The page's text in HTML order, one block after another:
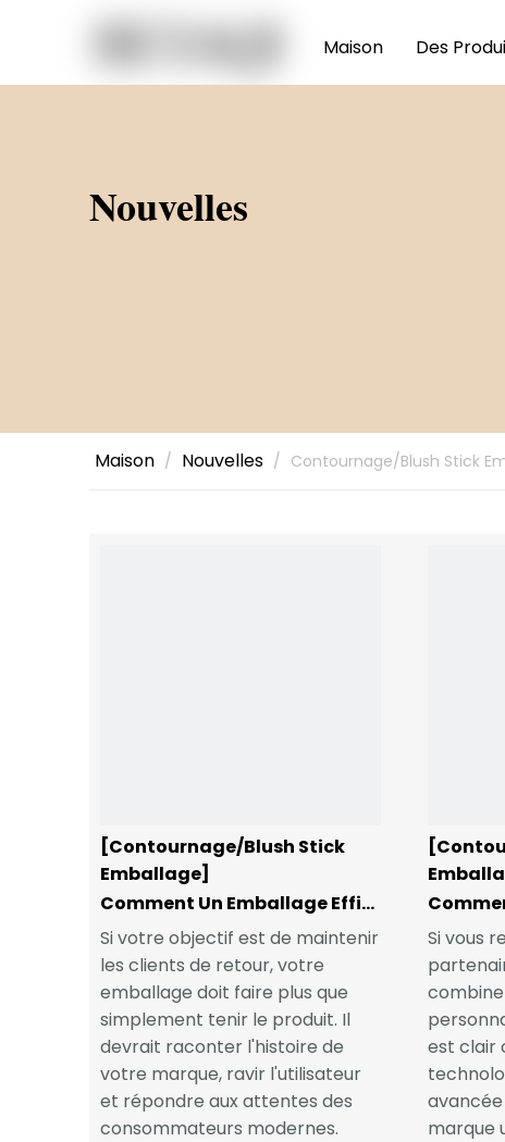
Maison Des
Nouvelles
Maison / Nouvelles / Contournage/Blush Stick
[Contournage/Blush Stick
Emballage]
Comment Un Emballage Efficace A Accru La Fidélisation De Nos Clients
Si votre objectif est de maintenir
les clients de retour, votre
emballage doit faire plus que
simplement tenir le produit. Il
devrait raconter l'histoire de
votre marque, ravir l'utilisateur
et répondre aux attentes des
consommateurs modernes.
Si vous
est clair
avancée
marque